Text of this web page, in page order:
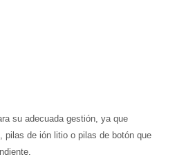
su adecuada gestión, ya que
pilas de ión litio o pilas de botón que